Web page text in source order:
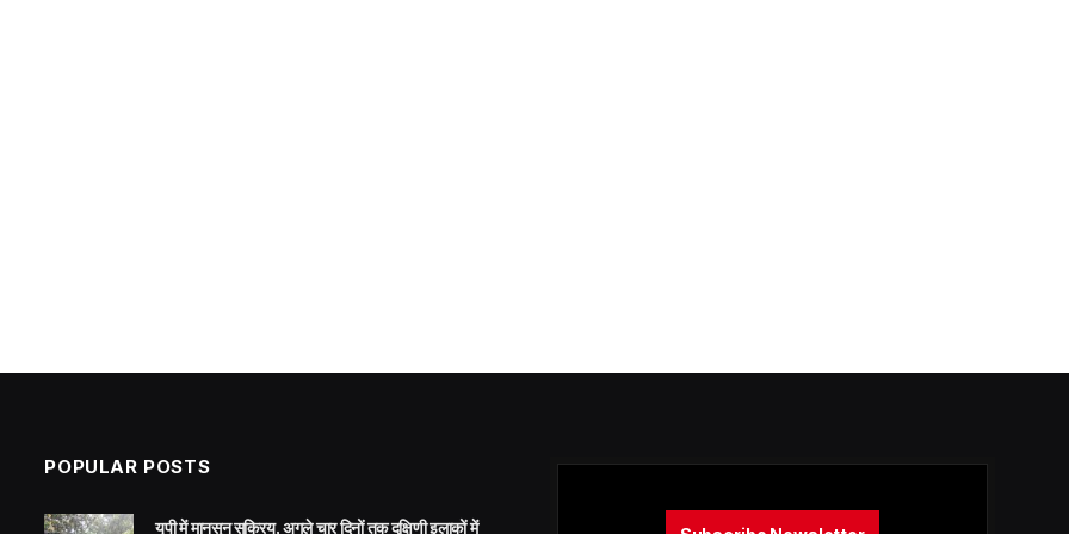
POPULAR POSTS
यूपी में मानसून सक्रिय, अगले चार दिनों तक दक्षिणी इलाकों में